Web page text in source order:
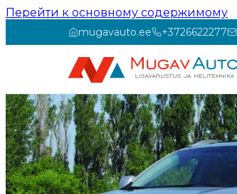
Перейти к основному содержимому
mugavauto.ee +3726622277